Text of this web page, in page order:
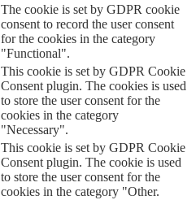
The cookie is set by GDPR cookie
consent to record the user consent
for the cookies in the category
"Functional".
This cookie is set by GDPR Cookie
Consent plugin. The cookies is used
to store the user consent for the
cookies in the category
"Necessary".
This cookie is set by GDPR Cookie
Consent plugin. The cookie is used
to store the user consent for the
cookies in the category "Other.